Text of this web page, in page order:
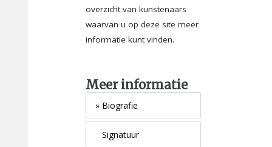
overzicht van kunstenaars
waarvan u op deze site meer
informatie kunt vinden.
Meer informatie
» Biografie
Signatuur